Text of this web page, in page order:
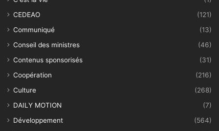
CEDEAO
(121)
Communiqué
(13)
Conseil des ministres
(46)
Contenus sponsorisés
(31)
Coopération
(216)
Culture
(268)
DAILY MOTION
(7)
Développement
(564)